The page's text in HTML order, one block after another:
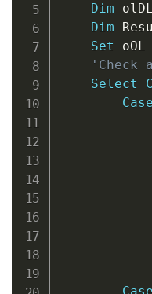
Dim
Dim
Set oOL
'Check
Select
Case